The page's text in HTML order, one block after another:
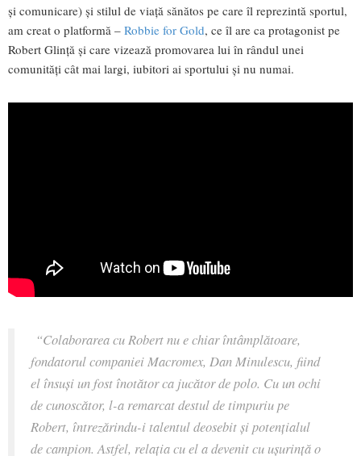
și comunicare) și stilul de viață sănătos pe care îl reprezintă sportul,
am creat o platformă – Robbie for Gold, ce îl are ca protagonist pe
Robert Glință și care vizează promovarea lui în rândul unei
comunități cât mai largi, iubitori ai sportului și nu numai.
“Colaborarea cu Robert nu e chiar întâmplătoare,
fondatorul companiei Macromex, Dan Minulescu, fiind
el însuși un fost înotător ca jucător de polo. Cu un ochi
de cunoscător, l-a remarcat destul de timpuriu pe
Robert, întrezărindu-i talentul deosebit și potențialul
de campion. Astfel, relația cu el a devenit cu ușurință o